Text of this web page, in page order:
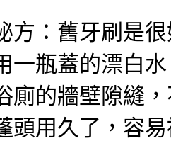
方：舊牙刷是
一瓶蓋的漂白
廁的牆壁隙縫
頭用久了，容